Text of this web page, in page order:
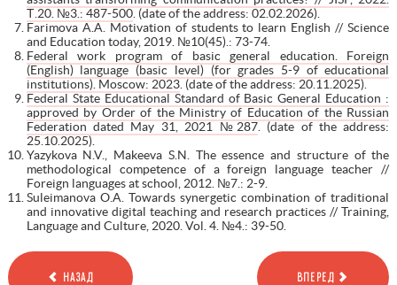
Т.20. №3.: 487-500. (date of the address: 02.02.2026).
Farimova A.A. Motivation of students to learn English // Science
and Education today, 2019. №10(45).: 73-74.
Federal work program of basic general education. Foreign
(English) language (basic level) (for grades 5-9 of educational
institutions). Moscow: 2023. (date of the address: 20.11.2025).
Federal State Educational Standard of Basic General Education :
approved by Order of the Ministry of Education of the Russian
Federation dated May 31, 2021 №287. (date of the address:
25.10.2025).
Yazykova N.V., Makeeva S.N. The essence and structure of the
methodological competence of a foreign language teacher //
Foreign languages at school, 2012. №7.: 2-9.
Suleimanova O.A. Towards synergetic combination of traditional
and innovative digital teaching and research practices // Training,
Language and Culture, 2020. Vol. 4. №4.: 39-50.
НАЗАД ВПЕРЕД